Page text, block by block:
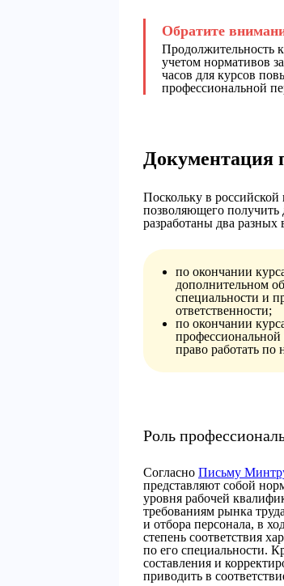
Продолжительность
учетом нормативов
часов для курсов
профессиональной
Документация
Поскольку в российской
позволяющего
разработаны два
по окончании
дополнительном
специальности и
ответственности;
по окончании
право работать по
Роль
Согласно Письму
представляют собой
уровня рабочей
требованиям рынка
и отбора персонала, в
степень соответствия
по его специальности.
составления и
приводить в